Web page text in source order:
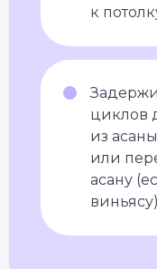
к
циклов
из
или
асану